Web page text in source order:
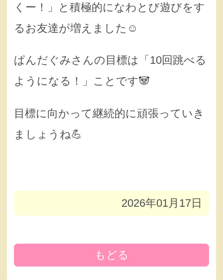
くー！」と積極的になわとび遊びをす
るお友達が増えました☺️
ぱんだぐみさんの目標は「10回跳べる
ようになる！」ことです🐼
目標に向かって継続的に頑張っていき
ましょうね💪
2026年01月17日
もどる